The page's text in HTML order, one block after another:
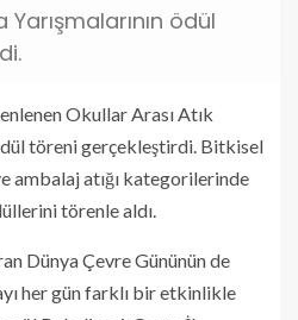
ödül
Okullar Arası Atık
töreni gerçekleştirdi. Bitkisel
ambalaj atığı kategorilerinde
törenle aldı.
Dünya Çevre Gününün de
her gün farklı bir etkinlikle